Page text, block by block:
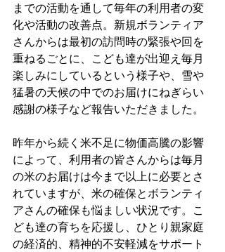
までの活動を通して毎年の利用者の変
化や活動の改善点。新規ボランティア
さんからは最初の訪問時の緊張や回を
重ねるごとに、こども達が出迎え毎月
楽しみにしているという様子や、雪や
猛暑の天候の中でのお届けにねぎらい
感謝の様子など報告いただきました。
昨年から続く米不足に物価高騰の影響
によって、利用者の皆さんからは毎月
の米のお届けは今まで以上に必要とさ
れていますが、米の確保とボランティ
アさんの確保も悩ましい状況です。こ
ども達の育ちを応援し、ひとり親家庭
の経済的、精神的不安軽減をサポート